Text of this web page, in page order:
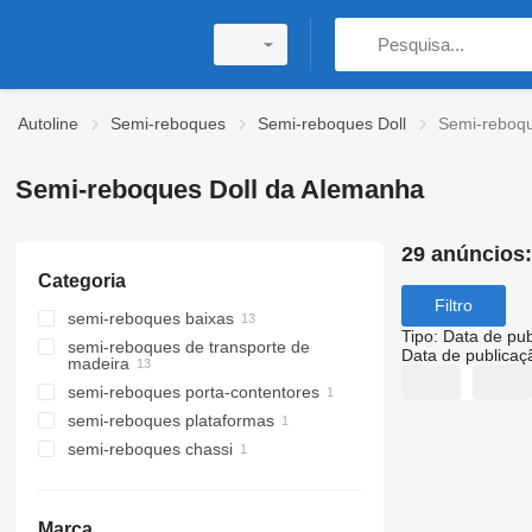
Autoline Semi-reboques Semi-reboques Doll Semi-
Semi-reboques Doll da Alemanha
Categoria
semi-reboques baixas
semi-reboques de transporte de
madeira
semi-reboques porta-contentores
semi-reboques plataformas
semi-reboques chassi
29 anúncios:
Filtro
Tipo: Data de
Data de